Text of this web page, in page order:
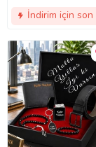
İndirim için son